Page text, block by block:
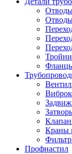
Краны
Профнастил